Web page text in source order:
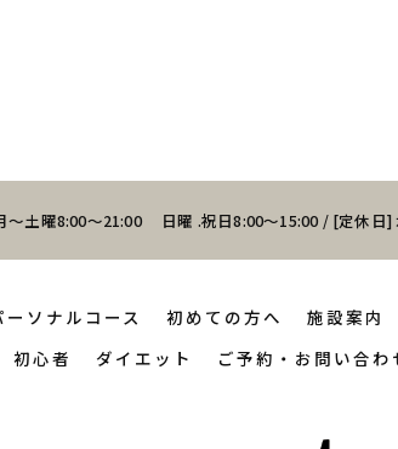
～土曜8:00～21:00 日曜 .祝日8:00～15:00 / [定休日]
ーソナルコース 初めての方へ 施設案内
初心者 ダイエット ご予約・お問い合わ